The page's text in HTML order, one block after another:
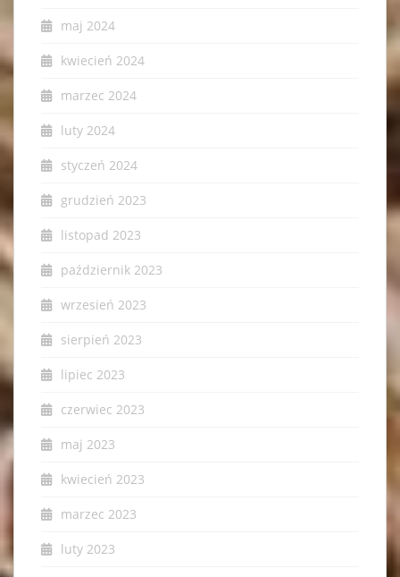
maj 2024
kwiecień 2024
marzec 2024
luty 2024
styczeń 2024
grudzień 2023
listopad 2023
październik 2023
wrzesień 2023
sierpień 2023
lipiec 2023
czerwiec 2023
maj 2023
kwiecień 2023
marzec 2023
luty 2023